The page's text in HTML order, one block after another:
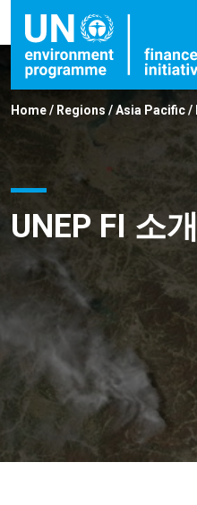
Home/ Regions /Asia Pacific/
UNEP FI 소개